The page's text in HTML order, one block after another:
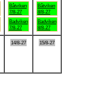
Båtviken
7/8-27
Badviken
7/8-27
Båtviken
8/8-27
Badviken
8/8-27
14/8-27 15/8-27